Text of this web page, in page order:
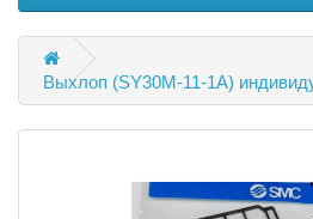
Выхлоп (SY30M-11-1A)